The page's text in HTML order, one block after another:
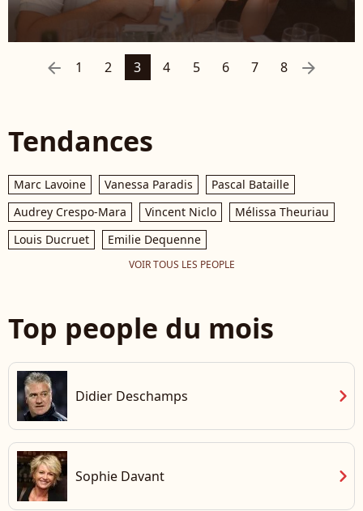
arrow_left 1 2 3 4 5 6 7 8 arrow_right
Tendances
Marc Lavoine Vanessa Paradis
Pascal Bataille
Audrey Crespo-Mara
Vincent Niclo
Mélissa Theuriau
Louis Ducruet
Emilie Dequenne
VOIR TOUS LES PEOPLE
Top people du mois
Didier Deschamps chevron_right
Sophie Davant chevron_right